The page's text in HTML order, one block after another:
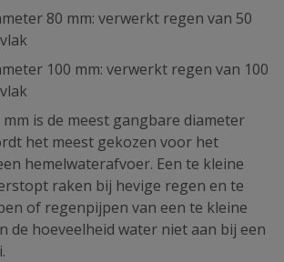
80 mm: verwerkt regen van 50
100 mm: verwerkt regen van 100
is de meest gangbare diameter
het meest gekozen voor het
hemelwaterafvoer. Een te kleine
raken bij hevige regen en te
of regenpijpen van een te kleine
de hoeveelheid water niet aan bij een